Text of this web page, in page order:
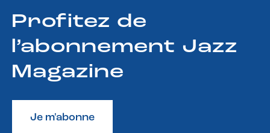
Profitez de
l’abonnement Jazz
Magazine
Je m'abonne